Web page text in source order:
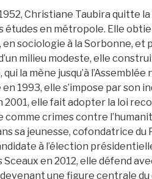
Christiane Taubira quitte la
études en métropole. Elle
en sociologie à la Sorbonne, et
milieu modeste, elle
la mène jusqu’à l’Assemblée
1993, elle s’impose par son
2001, elle fait adopter la loi
comme crimes contre
sa jeunesse, cofondatrice du
à l’élection
Sceaux en 2012, elle défend
une figure centrale